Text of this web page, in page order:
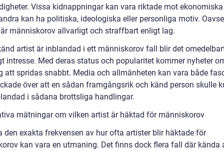
Vissa kidnappningar kan vara riktade mot ekonomiska
kan ha politiska, ideologiska eller personliga motiv.
människorov allvarligt och straffbart enligt lag.
artist är inblandad i ett människorov fall blir det
intresse. Med deras status och popularitet kommer nyheter
att spridas snabbt. Media och allmänheten kan vara både
över att en sådan framgångsrik och känd person skulle
i sådana brottsliga handlingar.
mätningar om vilken artist är häktad för människorov
den exakta frekvensen av hur ofta artister blir häktade för
kan vara en utmaning. Det finns dock flera fall där kända